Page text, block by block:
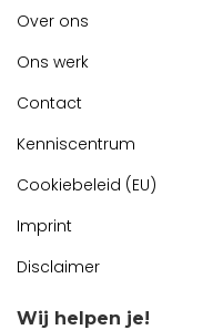
Over ons
Ons werk
Contact
Kenniscentrum
Cookiebeleid (EU)
Imprint
Disclaimer
Wij helpen je!